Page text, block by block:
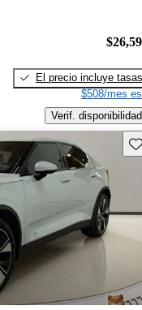
El precio incluye tasas
$508/mes
Verif. disponibilidad